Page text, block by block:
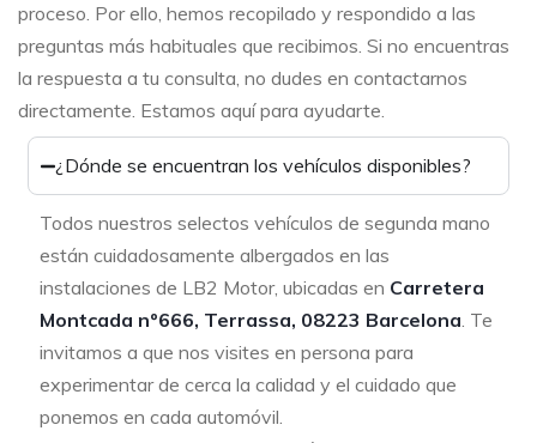
proceso. Por ello, hemos recopilado y respondido a las
preguntas más habituales que recibimos. Si no encuentras
la respuesta a tu consulta, no dudes en contactarnos
directamente. Estamos aquí para ayudarte.
¿Dónde se encuentran los vehículos disponibles?
Todos nuestros selectos vehículos de segunda mano
están cuidadosamente albergados en las
instalaciones de LB2 Motor, ubicadas en Carretera
Montcada nº666, Terrassa, 08223 Barcelona. Te
invitamos a que nos visites en persona para
experimentar de cerca la calidad y el cuidado que
ponemos en cada automóvil.